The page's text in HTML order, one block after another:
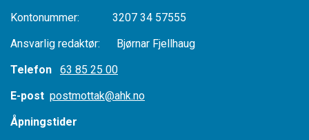
Kontonummer: 3207 34 57555
Ansvarlig redaktør: Bjørnar Fjellhaug
Telefon 63 85 25 00
E-post postmottak@ahk.no
Åpningstider